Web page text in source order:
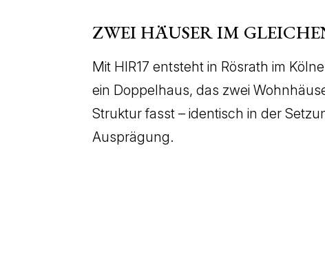
ZWEI HÄUSER IM
Mit HIR17 entsteht in Rösrath im
ein Doppelhaus, das zwei
Struktur fasst – identisch in der
Ausprägung.